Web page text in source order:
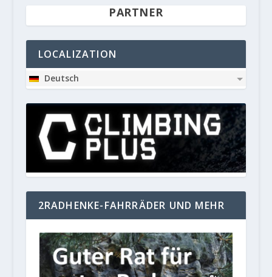
PARTNER
LOCALIZATION
Deutsch
2RADHENKE-FAHRRÄDER UND MEHR